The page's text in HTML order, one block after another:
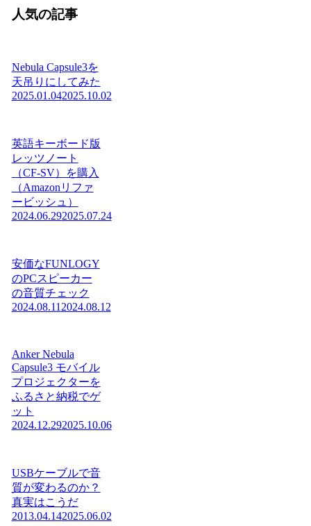
人気の記事
Nebula Capsule3を
天吊りにしてみた
2025.01.042025.10.02
英語キーボード版
レッツノート
（CF-SV）を購入
（Amazonリファ
ービッシュ）
2024.06.292025.07.24
安価なFUNLOGY
のPCスピーカー
の音質チェック
2024.08.11 2024.08.12
Anker Nebula
Capsule3 モバイル
プロジェクターを
ふるさと納税でゲ
ット
2024.12.292025.10.06
USBケーブルで音
質が変わるのか？
真実はこうだ
2013.04.142025.06.02